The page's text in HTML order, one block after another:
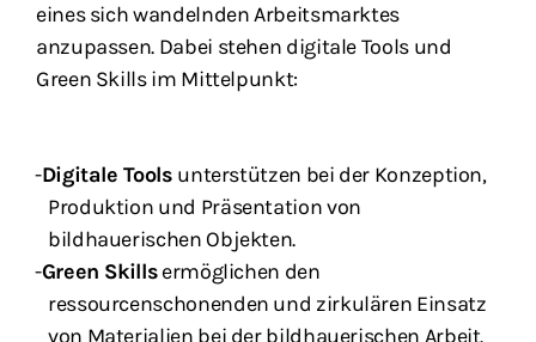
eines sich wandelnden Arbeitsmarktes
anzupassen. Dabei stehen digitale Tools und
Green Skills im Mittelpunkt:
Digitale Tools unterstützen bei der Konzeption,
Produktion und Präsentation von
bildhauerischen Objekten.
Green Skillsermöglichen den
ressourcenschonenden und zirkulären Einsatz
von Materialien bei der bildhauerischen Arbeit.